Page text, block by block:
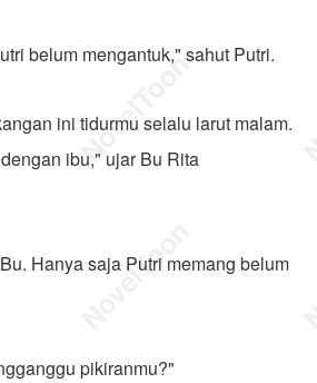
belum mengantuk," sahut Putri.
ini tidurmu selalu larut malam.
ibu," ujar Bu Rita
Hanya saja Putri memang belum
pikiranmu?"